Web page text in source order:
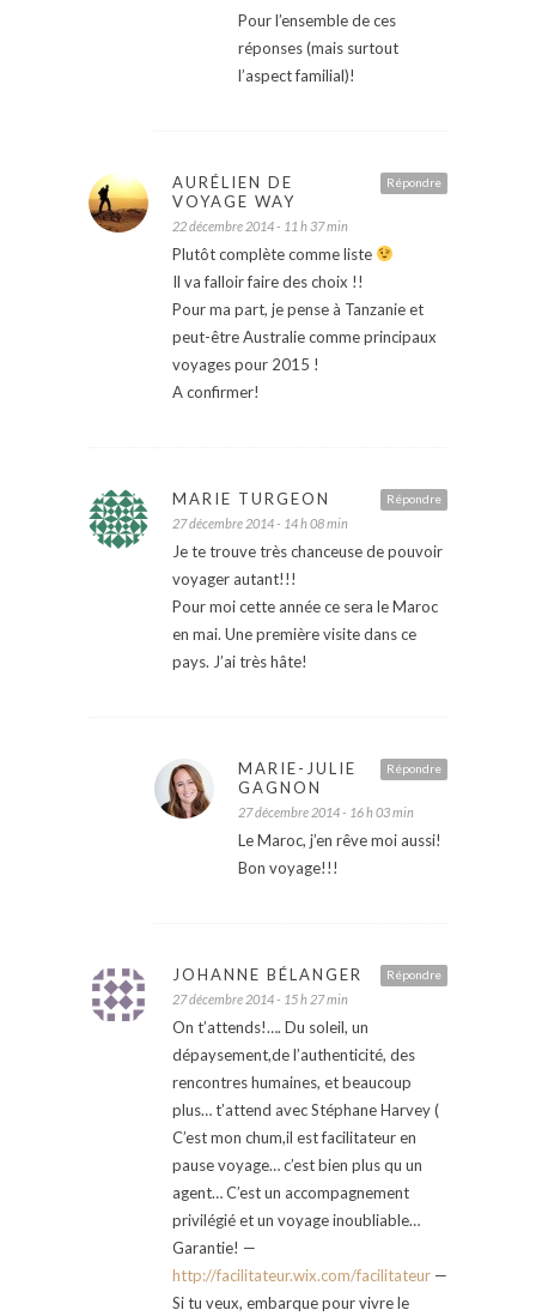
Pour l’ensemble de ces
réponses (mais surtout
l’aspect familial)!
Répondre
AURÉLIEN DE
VOYAGE WAY
22 décembre 2014 - 11 h 37 min
Plutôt complète comme liste
Il va falloir faire des choix !!
Pour ma part, je pense à Tanzanie et
peut-être Australie comme principaux
voyages pour 2015 !
A confirmer!
Répondre
MARIE TURGEON
27 décembre 2014 - 14 h 08 min
Je te trouve très chanceuse de pouvoir
voyager autant!!!
Pour moi cette année ce sera le Maroc
en mai. Une première visite dans ce
pays. J’ai très hâte!
Répondre
MARIE-JULIE
GAGNON
27 décembre 2014 - 16 h 03 min
Le Maroc, j’en rêve moi aussi!
Bon voyage!!!
Répondre
JOHANNE BÉLANGER
27 décembre 2014 - 15 h 27 min
On t’attends!…. Du soleil, un
dépaysement,de l’authenticité, des
rencontres humaines, et beaucoup
plus… t’attend avec Stéphane Harvey (
C’est mon chum,il est facilitateur en
pause voyage… c’est bien plus qu un
agent… C’est un accompagnement
privilégié et un voyage inoubliable…
Garantie! —
http://facilitateur.wix.com/facilitateur —
Si tu veux, embarque pour vivre le